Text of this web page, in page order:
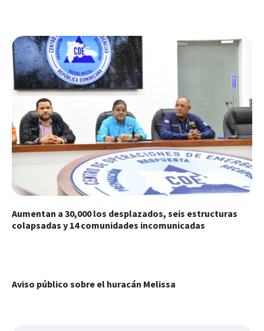
Aumentan a 30,000 los desplazados, seis estructuras
colapsadas y 14 comunidades incomunicadas
Aviso público sobre el huracán Melissa